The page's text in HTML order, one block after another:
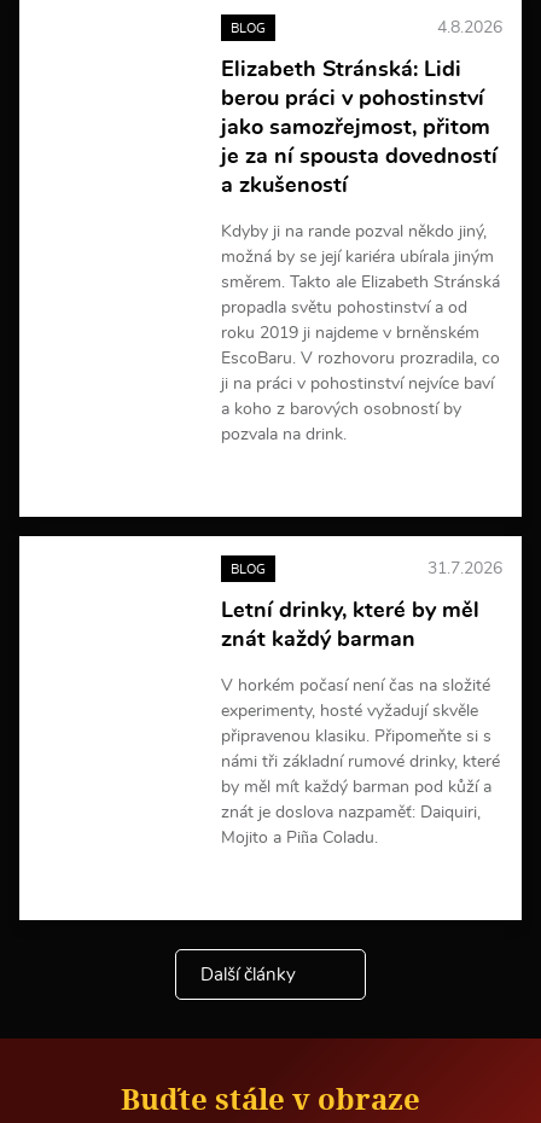
e
i
f
o
r
a
c
BLOG 4.8.2026
Elizabeth Stránská: Lidi
berou práci v pohostinství
jako samozřejmost, přitom
je za ní spousta dovedností
a zkušeností
Kdyby ji na rande pozval někdo jiný,
možná by se její kariéra ubírala jiným
směrem. Takto ale Elizabeth Stránská
propadla světu pohostinství a od
roku 2019 ji najdeme v brněnském
EscoBaru. V rozhovoru prozradila, co
ji na práci v pohostinství nejvíce baví
a koho z barových osobností by
pozvala na drink.
e
i
f
o
m
a
c
í
BLOG 31.7.2026
Letní drinky, které by měl
znát každý barman
V horkém počasí není čas na složité
experimenty, hosté vyžadují skvěle
připravenou klasiku. Připomeňte si s
námi tři základní rumové drinky, které
by měl mít každý barman pod kůží a
znát je doslova nazpaměť: Daiquiri,
Mojito a Piña Coladu.
e
i
n
o
m
a
Další články
Buďte stále v obraze